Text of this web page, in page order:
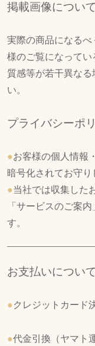
掲載画像について
実際の商品になる
様のご覧になってい
質感等が若干異な
い。
プライバシーポ
●お客様の個人情報
暗号化されてお守り
●当社では収集した
「サービスのご案
す。
お支払いについて
●クレジットカード
●代金引換（ヤマト